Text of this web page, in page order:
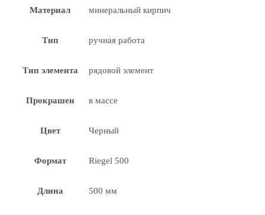
Материал минеральный кирпич
Тип ручная работа
Тип элемента рядовой элемент
Прокрашен в массе
Цвет Черный
Формат Riegel 500
Длина 500 мм